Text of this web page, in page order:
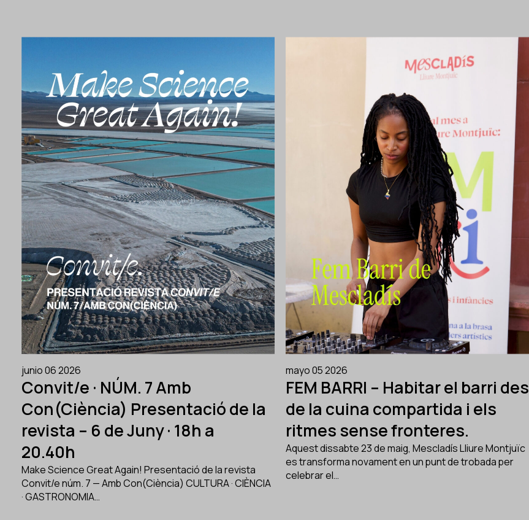
junio 06 2026
Convit/e · NÚM. 7 Amb
Con(Ciència) Presentació de la
revista – 6 de Juny · 18h a
20.40h
Make Science Great Again! Presentació de la revista
Convit/e núm. 7 — Amb Con(Ciència) CULTURA · CIÈNCIA
· GASTRONOMIA…
mayo 05 2026
FEM BARRI – Habitar el barri des
de la cuina compartida i els
ritmes sense fronteres.
Aquest dissabte 23 de maig, Mescladís Lliure Montjuïc
es transforma novament en un punt de trobada per
celebrar el…